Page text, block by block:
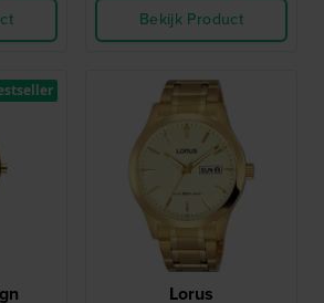
Bekijk Product
Lorus